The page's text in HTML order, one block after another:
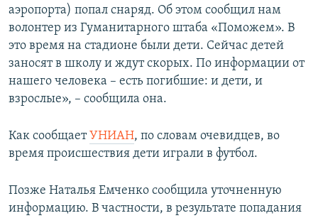
ПОБЕДИТЕЛЕЙ НЕ СУДЯТ?
КРЫМ.НЕПОКОРЕННЫЙ
ELIFBE
ПРИСОЕДИНЯЙТЕСЬ!
Все сайты RFE/RL
аэропорта) попал снаряд. Об этом сообщил нам
волонтер из Гуманитарного штаба «Поможем». В
это время на стадионе были дети. Сейчас детей
заносят в школу и ждут скорых. По информации от
нашего человека – есть погибшие: и дети, и
взрослые», – сообщила она.
Как сообщаетУНИАН, по словам очевидцев, во
время происшествия дети играли в футбол.
Позже Наталья Емченко сообщила уточненную
информацию. В частности, в результате попадания